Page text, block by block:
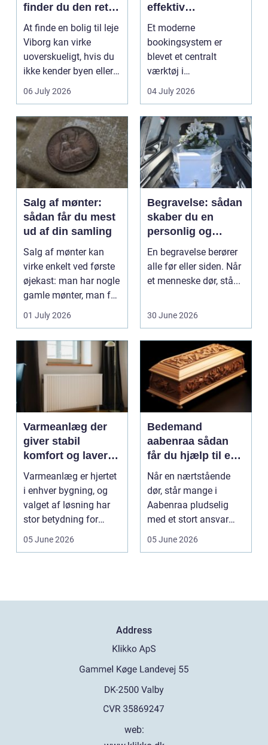
finder du den rette
lejlighed
At finde en bolig til leje
Viborg kan virke
uoverskueligt, hvis du
ikke kender byen eller
det lokale...
06 July 2026
effektiv
klinikhverdag
Et moderne
bookingsystem er
blevet et centralt
værktøj i
sundhedssektoren.
beh...
04 July 2026
Salg af mønter:
sådan får du mest
ud af din samling
Salg af mønter kan
virke enkelt ved første
øjekast: man har nogle
gamle mønter, man får
dem vurderet...
01 July 2026
Begravelse: sådan
skaber du en
personlig og
respektfuld afsked
En begravelse berører
alle før eller siden. Når
et menneske dør, stå...
30 June 2026
Varmeanlæg der
giver stabil
komfort og lavere
energiregning
Varmeanlæg er hjertet
i enhver bygning, og
valget af løsning har
stor betydning for
b&a...
05 June 2026
Bedemand
aabenraa sådan
får du hjælp til en
værdig afsked
Når en nærtstående
dør, står mange i
Aabenraa pludselig
med et stort ansvar
midt i sorgen.
05 June 2026
Address
web: